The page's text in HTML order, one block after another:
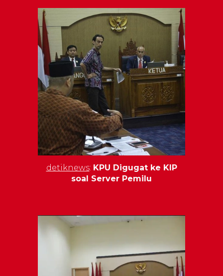
detiknews: KPU Digugat ke KIP
soal Server Pemilu